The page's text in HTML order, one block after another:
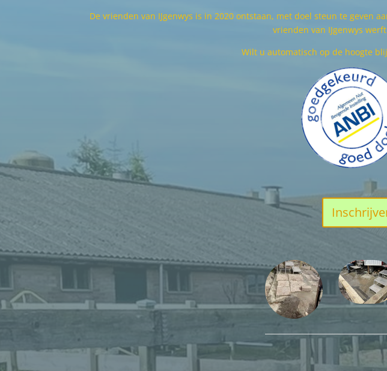
De vrienden van IJgenwys is in 2020 ontstaan, met doel steun te geven
vrienden van IJgenwys
Wilt u automatisch op de hoogte